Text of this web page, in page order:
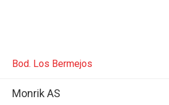
Bod. Los Bermejos
Monrik AS